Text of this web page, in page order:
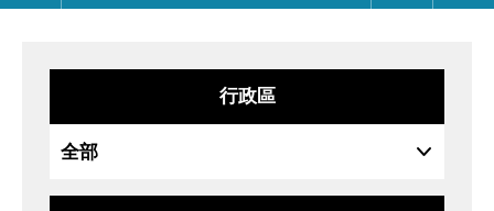
法
鈕
行政區